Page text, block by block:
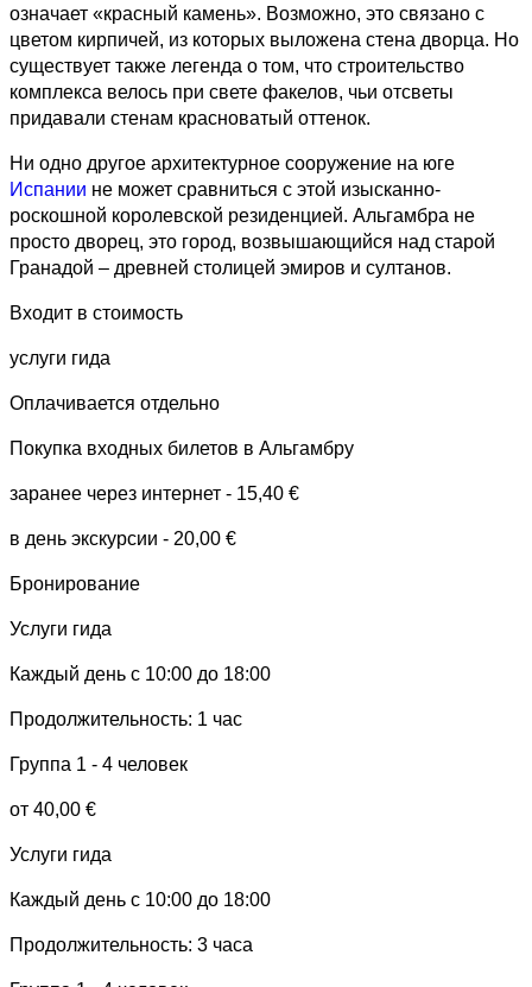
означает «красный камень». Возможно, это связано с
цветом кирпичей, из которых выложена стена дворца. Но
существует также легенда о том, что строительство
комплекса велось при свете факелов, чьи отсветы
придавали стенам красноватый оттенок.
Ни одно другое архитектурное сооружение на юге
Испании не может сравниться с этой изысканно-
роскошной королевской резиденцией. Альгамбра не
просто дворец, это город, возвышающийся над старой
Гранадой – древней столицей эмиров и султанов.
Входит в стоимость
услуги гида
Оплачивается отдельно
Покупка входных билетов в Альгамбру
заранее через интернет - 15,40 €
в день экскурсии - 20,00 €
Бронирование
Услуги гида
Каждый день с 10:00 до 18:00
Продолжительность: 1 час
Группа 1 - 4 человек
от 40,00 €
Услуги гида
Каждый день с 10:00 до 18:00
Продолжительность: 3 часа